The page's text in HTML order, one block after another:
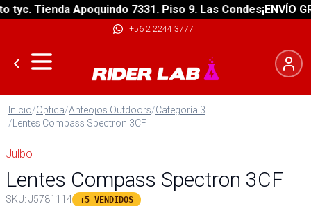
Tienda Apoquindo 7331. Piso 9. Las Condes¡ENVÍO
+56 2 2244 3777 |
Inicio/Optica/Anteojos Outdoors/Categoría 3
/Lentes Compass Spectron 3CF
Julbo
Lentes Compass Spectron 3CF
SKU: J5781114 +5 VENDIDOS